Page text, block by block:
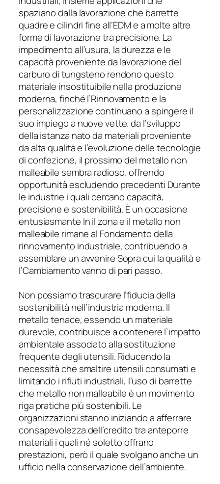
spaziano dalla lavorazione che barrette
quadre e cilindri fine all’EDM e a molte altre
forme di lavorazione tra precisione. La
impedimento all’usura, la durezza e le
capacità proveniente da lavorazione del
carburo di tungsteno rendono questo
materiale insostituibile nella produzione
moderna, finché l’Rinnovamento e la
personalizzazione continuano a spingere il
suo impiego a nuove vette. da l’sviluppo
della istanza nato da materiali proveniente
da alta qualità e l’evoluzione delle tecnologie
di confezione, il prossimo del metallo non
malleabile sembra radioso, offrendo
opportunità escludendo precedenti Durante
le industrie i quali cercano capacità,
precisione e sostenibilità. È un occasione
entusiasmante In il zona e il metallo non
malleabile rimane al Fondamento della
rinnovamento industriale, contribuendo a
assemblare un avvenire Sopra cui la qualità e
l’Cambiamento vanno di pari passo.
Non possiamo trascurare l’fiducia della
sostenibilità nell’industria moderna. Il
metallo tenace, essendo un materiale
durevole, contribuisce a contenere l’impatto
ambientale associato alla sostituzione
frequente degli utensili. Riducendo la
necessità che smaltire utensili consumati e
limitando i rifiuti industriali, l’uso di barrette
che metallo non malleabile è un movimento
riga pratiche più sostenibili. Le
organizzazioni stanno iniziando a afferrare
consapevolezza dell’credito tra anteporre
materiali i quali né soletto offrano
prestazioni, però il quale svolgano anche un
ufficio nella conservazione dell’ambiente.